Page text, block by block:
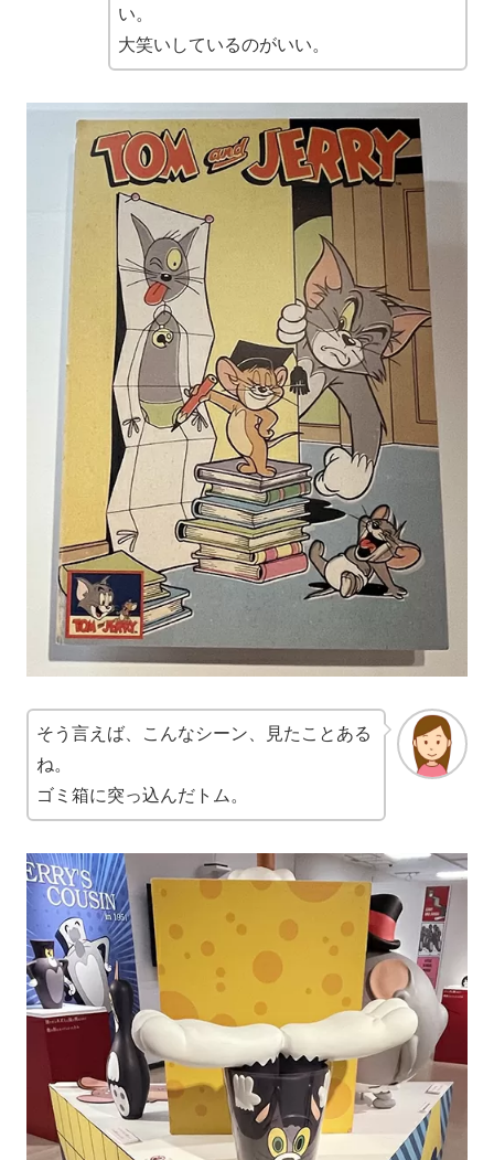
い。
大笑いしているのがいい。
そう言えば、こんなシーン、見たことある
ね。
ゴミ箱に突っ込んだトム。